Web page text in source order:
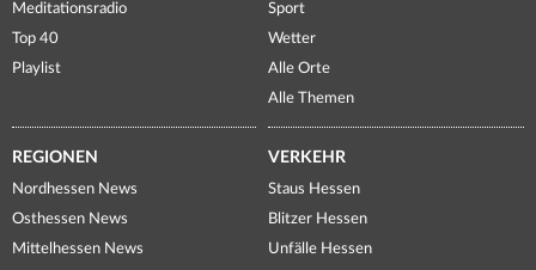
Meditationsradio
Top 40
Playlist
Sport
Wetter
Alle Orte
Alle Themen
REGIONEN
Nordhessen News
Osthessen News
Mittelhessen News
VERKEHR
Staus Hessen
Blitzer Hessen
Unfälle Hessen